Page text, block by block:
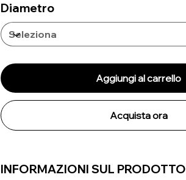
Diametro
Aggiungi al carrello
Acquista ora
INFORMAZIONI SUL PRODOTTO